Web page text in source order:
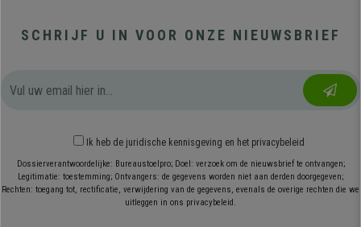
SCHRIJF U IN VOOR ONZE NIEUWSBRIEF
Ik heb de juridische kennisgeving en het privacybeleid
Dossierverantwoordelijke: Bureaustoelpro; Doel: verzoek om de nieuwsbrief te ontvangen;
Legitimatie: toestemming; Ontvangers: de gegevens worden niet aan derden doorgegeven;
Rechten: toegang tot, rectificatie, verwijdering van de gegevens, evenals de overige rechten die we
uitleggen in ons privacybeleid.